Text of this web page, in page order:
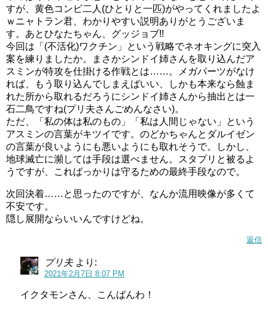
すが、黄色コンビ二人(ひとりと一匹)がやってくれましたよ
ｗニャトラン君、わかりやすい説明ありがとうございま
す。あとひなたちゃん、グッジョブ!!
今回は「(不活化)ワクチン」という戦略でネオキングに突入
案を練りましたか。まさかシンドイ姉さんを取り込んだア
スミンが特攻を仕掛ける作戦とは……。メガパーツがなけ
れば、もう取り込んでしまえばいい、しかも本来なら蝕ま
れた所から取れるだろうにシンドイ姉さんから抽出とは一
石二鳥ですね(プリ夫さんごめんなさい)。
ただ、「私の体は私のもの」「私は人間じゃない」という
アスミンの言葉がキツイです。のどかちゃんとダルイゼン
の言葉が良いようにも悪いようにも取れそうで。しかし、
地球滅亡に瀕しては手段は選べません。スタプリと被るよ
うですが、こればっかりは守るための最終手段なので。
次回決着……と思ったのですが、なんか流用映像が多くて
不安です。
隠し展開ならいいんですけどね。
返信
プリ夫 より:
2021年2月7日 8:07 PM
イクタモンさん、こんばんわ！